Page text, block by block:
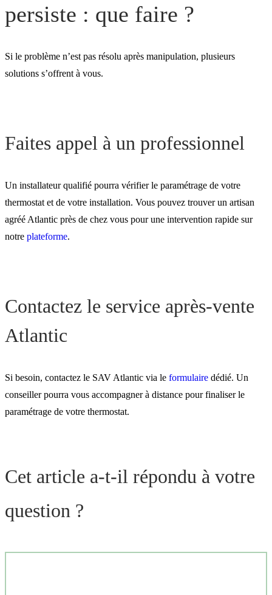
persiste : que faire ?
Si le problème n’est pas résolu après manipulation, plusieurs
solutions s’offrent à vous.
Faites appel à un professionnel
Un installateur qualifié pourra vérifier le paramétrage de votre
thermostat et de votre installation. Vous pouvez trouver un artisan
agréé Atlantic près de chez vous pour une intervention rapide sur
notre plateforme.
Contactez le service après-vente
Atlantic
Si besoin, contactez le SAV Atlantic via le formulaire dédié. Un
conseiller pourra vous accompagner à distance pour finaliser le
paramétrage de votre thermostat.
Cet article a-t-il répondu à votre
question ?